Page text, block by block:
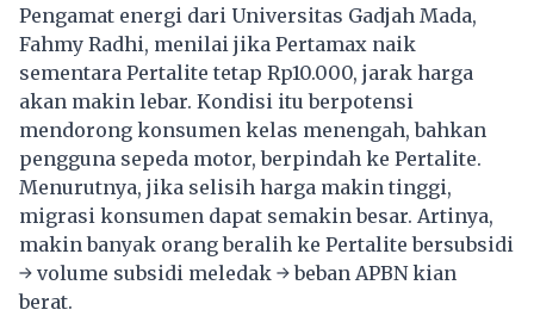
Pengamat energi dari Universitas Gadjah Mada,
Fahmy Radhi, menilai jika Pertamax naik
sementara Pertalite tetap Rp10.000, jarak harga
akan makin lebar. Kondisi itu berpotensi
mendorong konsumen kelas menengah, bahkan
pengguna sepeda motor, berpindah ke Pertalite.
Menurutnya, jika selisih harga makin tinggi,
migrasi konsumen dapat semakin besar. Artinya,
makin banyak orang beralih ke Pertalite bersubsidi
→ volume subsidi meledak → beban APBN kian
berat.